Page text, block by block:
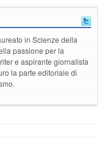
in Scienze della
passione per la
e aspirante giornalista
la parte editoriale di